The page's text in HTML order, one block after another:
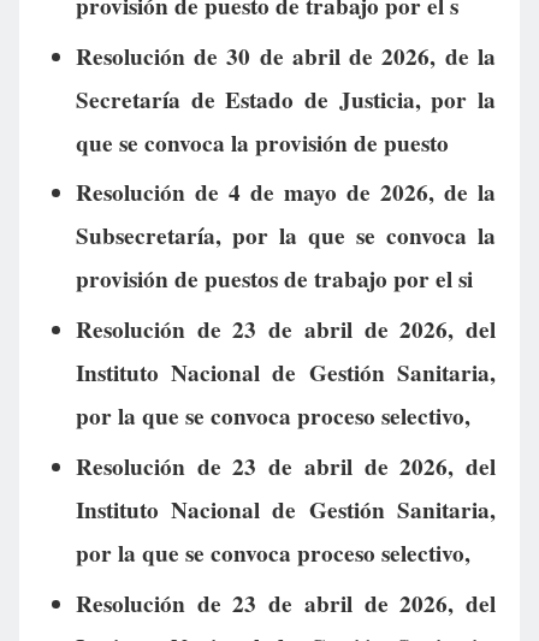
Resolución de 30 de abril de 2026, de la
Secretaría de Estado de Justicia, por la
que se convoca la provisión de puesto
Resolución de 4 de mayo de 2026, de la
Subsecretaría, por la que se convoca la
provisión de puestos de trabajo por el si
Resolución de 23 de abril de 2026, del
Instituto Nacional de Gestión Sanitaria,
por la que se convoca proceso selectivo,
Resolución de 23 de abril de 2026, del
Instituto Nacional de Gestión Sanitaria,
por la que se convoca proceso selectivo,
Resolución de 23 de abril de 2026, del